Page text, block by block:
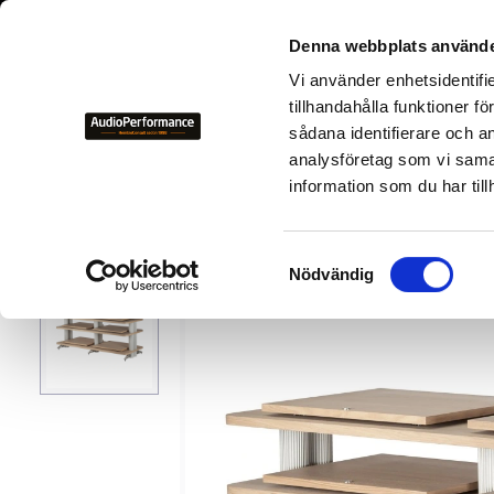
Denna webbplats
Vi använder
tillhandahålla funktioner
sådana identifierare och
analysföretag som vi
information som du har
a
k
e
s
Nödvändig
BEGAGNAD HIFI
Tillverkare S Solid Tech